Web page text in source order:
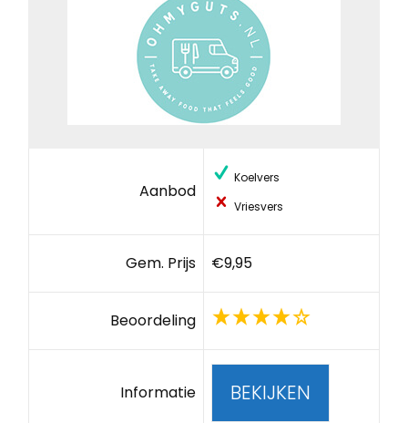
Aanbod
Koelvers
Vriesvers
Gem. Prijs €9,95
Beoordeling
Informatie BEKIJKEN